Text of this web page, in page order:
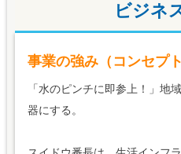
ビジネ
事業の強み（コンセプト
「水のピンチに即参上！」地
器にする。